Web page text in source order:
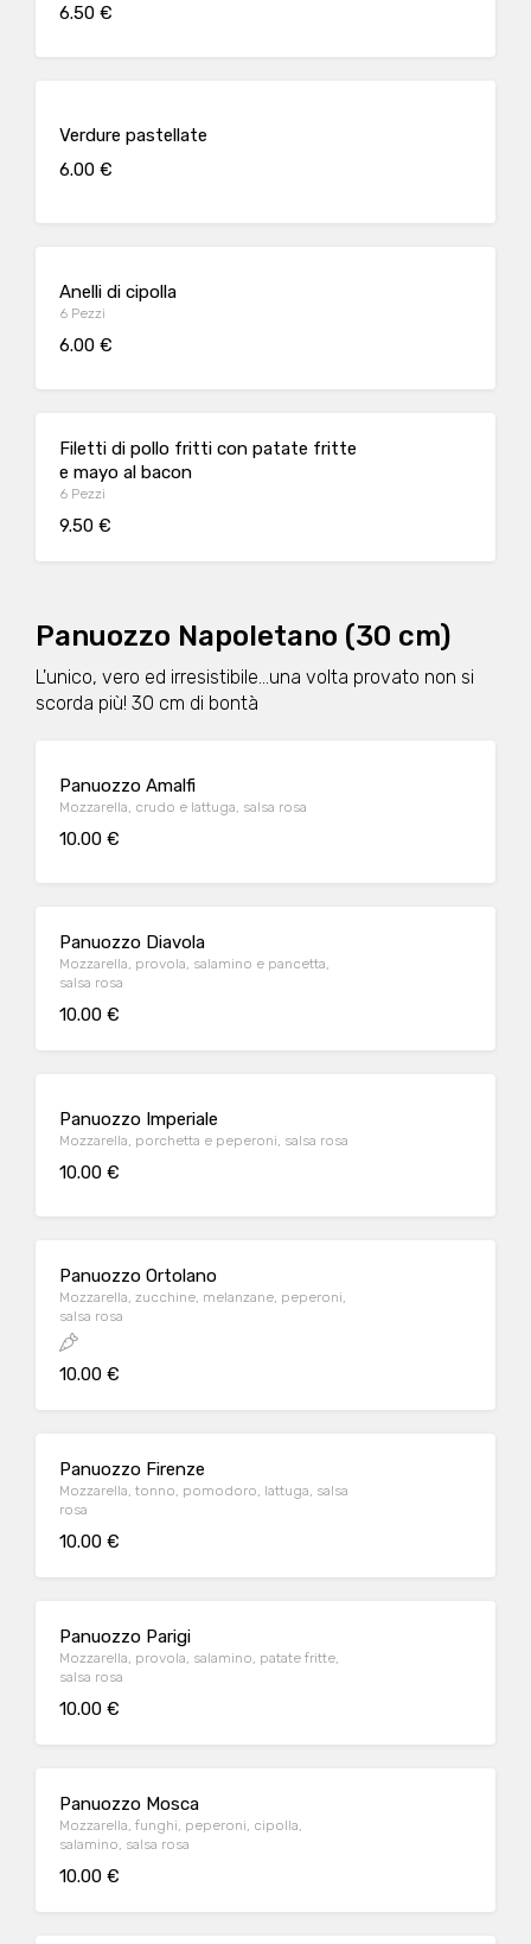
6.50 €
Verdure pastellate
6.00 €
Anelli di cipolla
6 Pezzi
6.00 €
Filetti di pollo fritti con patate fritte
e mayo al bacon
6 Pezzi
9.50 €
Panuozzo Napoletano (30 cm)
L'unico, vero ed irresistibile...una volta provato non si
scorda più! 30 cm di bontà
Panuozzo Amalfi
Mozzarella, crudo e lattuga, salsa rosa
10.00 €
Panuozzo Diavola
Mozzarella, provola, salamino e pancetta,
salsa rosa
10.00 €
Panuozzo Imperiale
Mozzarella, porchetta e peperoni, salsa rosa
10.00 €
Panuozzo Ortolano
Mozzarella, zucchine, melanzane, peperoni,
salsa rosa
10.00 €
Panuozzo Firenze
Mozzarella, tonno, pomodoro, lattuga, salsa
rosa
10.00 €
Panuozzo Parigi
Mozzarella, provola, salamino, patate fritte,
salsa rosa
10.00 €
Panuozzo Mosca
Mozzarella, funghi, peperoni, cipolla,
salamino, salsa rosa
10.00 €